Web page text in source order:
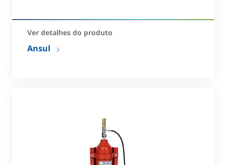
Ver detalhes do produto
Ansul